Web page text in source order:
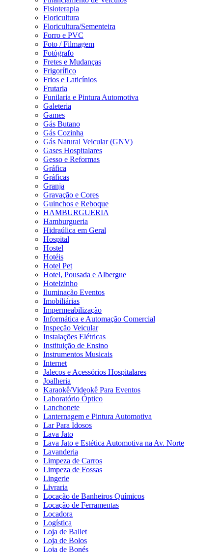
Fisioterapia
Floricultura
Floricultura/Sementeira
Forro e PVC
Foto / Filmagem
Fotógrafo
Fretes e Mudanças
Frigorífico
Frios e Laticínios
Frutaria
Funilaria e Pintura Automotiva
Galeteria
Games
Gás Butano
Gás Cozinha
Gás Natural Veicular (GNV)
Gases Hospitalares
Gesso e Reformas
Gráfica
Gráficas
Granja
Gravação e Cores
Guinchos e Reboque
HAMBURGUERIA
Hamburgueria
Hidraúlica em Geral
Hospital
Hostel
Hotéis
Hotel Pet
Hotel, Pousada e Albergue
Hotelzinho
Iluminação Eventos
Imobiliárias
Impermeabilização
Informática e Automação Comercial
Inspeção Veicular
Instalações Elétricas
Instituição de Ensino
Instrumentos Musicais
Internet
Jalecos e Acessórios Hospitalares
Joalheria
Karaokê/Videokê Para Eventos
Laboratório Óptico
Lanchonete
Lanternagem e Pintura Automotiva
Lar Para Idosos
Lava Jato
Lava Jato e Estética Automotiva na Av. Norte
Lavanderia
Limpeza de Carros
Limpeza de Fossas
Lingerie
Livraria
Locação de Banheiros Químicos
Locação de Ferramentas
Locadora
Logística
Loja de Ballet
Loja de Bolos
Loja de Bonés